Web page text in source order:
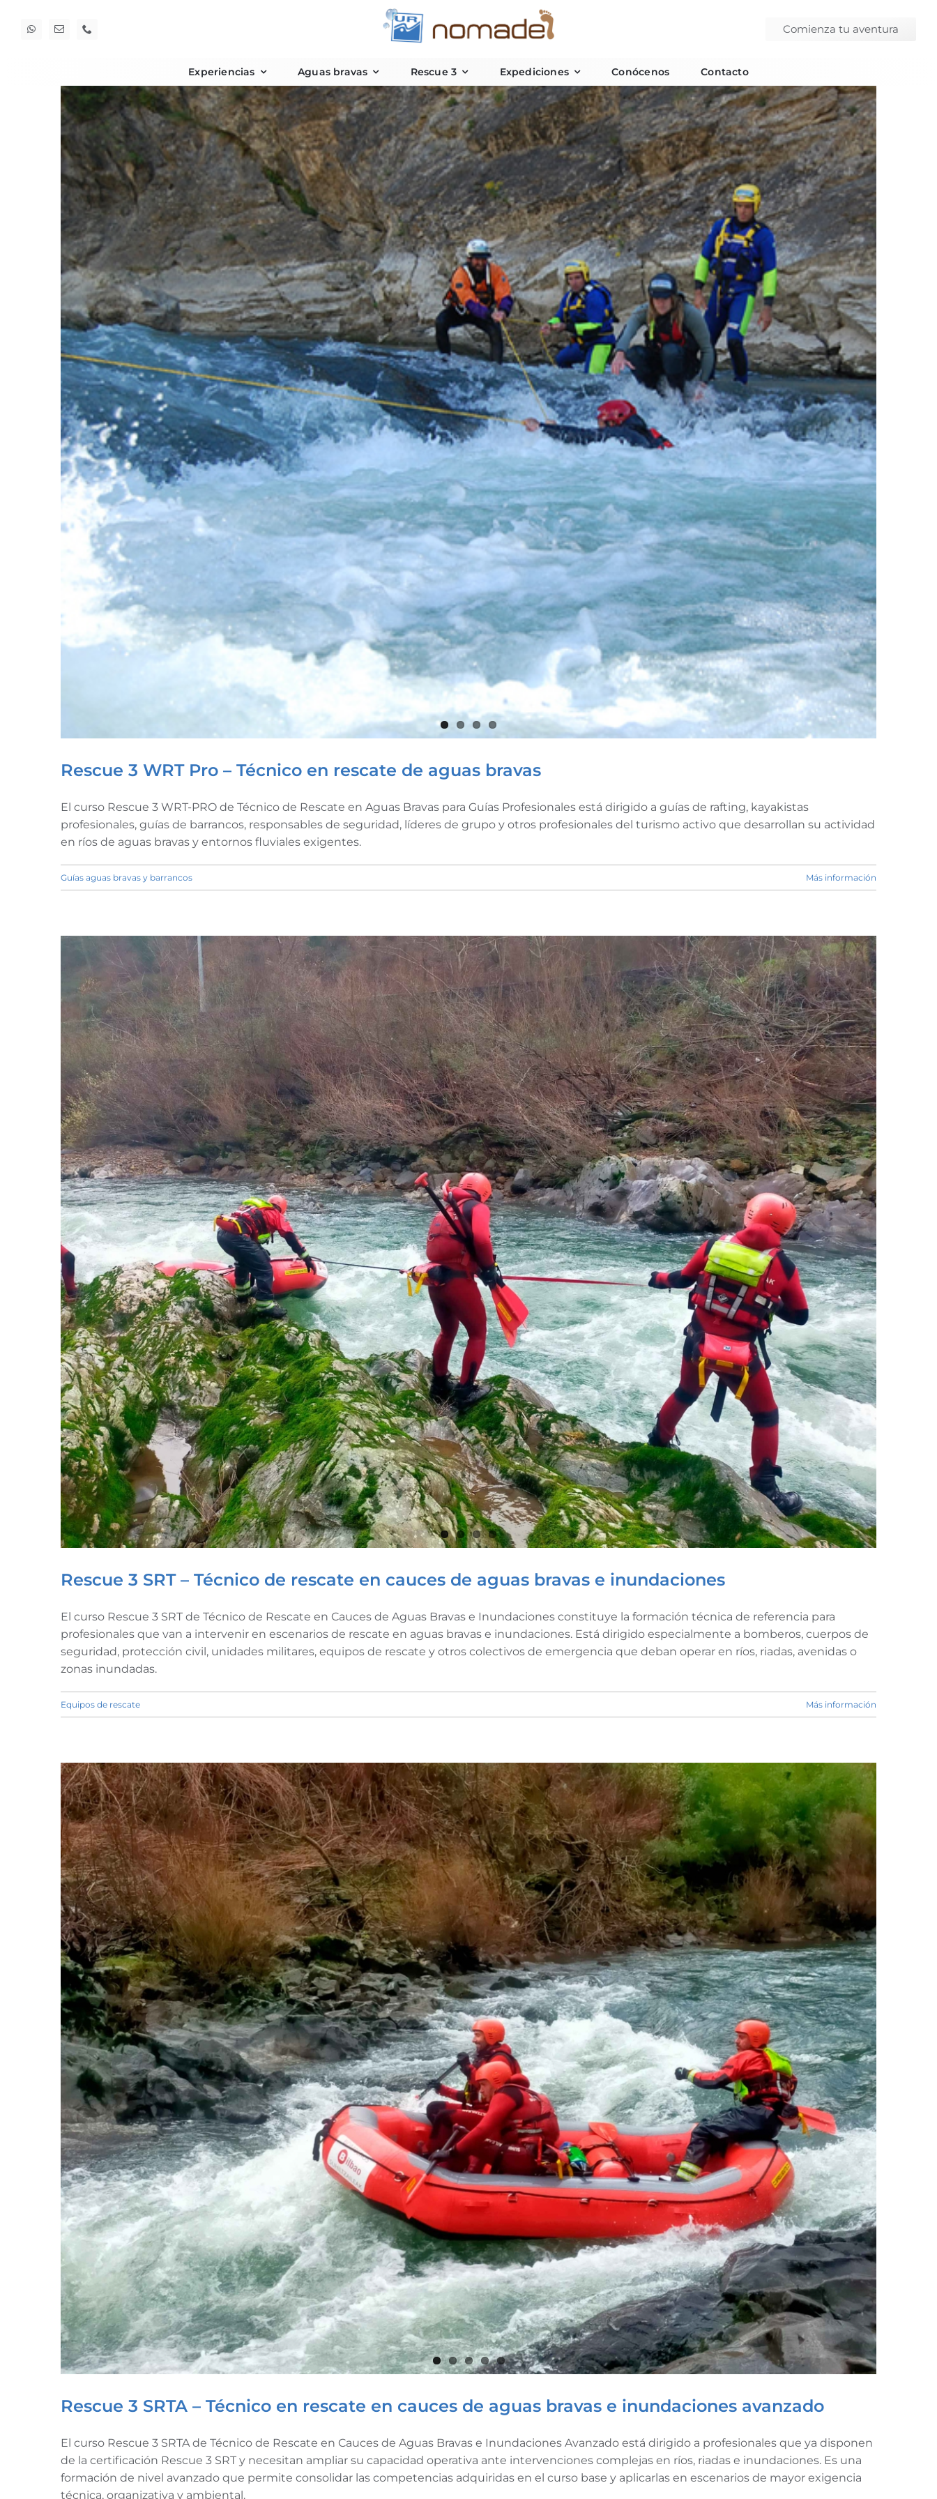
Comienza tu aventura
Experiencias Aguas bravas Rescue 3 Expediciones Conócenos Contacto
Rescue 3 WRT Pro – Técnico en rescate de aguas bravas
Rescue 3 WRT Pro – Técnico en rescate de aguas bravas
El curso Rescue 3 WRT-PRO de Técnico de Rescate en Aguas Bravas para Guías Profesionales está dirigido a guías de rafting, kayakistas
profesionales, guías de barrancos, responsables de seguridad, líderes de grupo y otros profesionales del turismo activo que desarrollan su actividad
Guías aguas bravas y barrancos Más información
Rescue 3 SRT – Técnico de rescate en cauces de aguas bravas e inundaciones
El curso Rescue 3 SRT de Técnico de Rescate en Cauces de Aguas Bravas e Inundaciones constituye la formación técnica de referencia para
profesionales que van a intervenir en escenarios de rescate en aguas bravas e inundaciones. Está dirigido especialmente a bomberos, cuerpos de
seguridad, protección civil, unidades militares, equipos de rescate y otros colectivos de emergencia que deban operar en ríos, riadas, avenidas o
zonas inundadas.
Equipos de rescate Más información